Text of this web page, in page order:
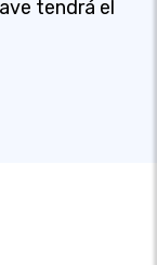
tendrá el